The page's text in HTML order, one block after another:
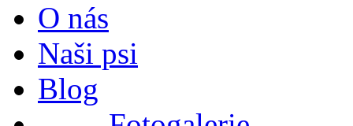
O nás
Naši psi
Blog